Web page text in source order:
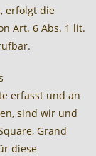
erfolgt die
Art. 6 Abs. 1 lit.
erfasst und an
sind wir und
Grand
diese